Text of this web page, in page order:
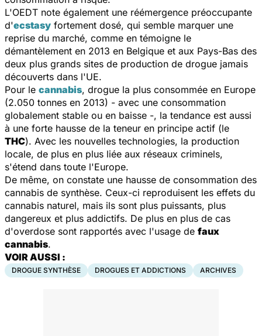
L'OEDT note également une réémergence préoccupante
d'ecstasy fortement dosé, qui semble marquer une
reprise du marché, comme en témoigne le
démantèlement en 2013 en Belgique et aux Pays-Bas des
deux plus grands sites de production de drogue jamais
découverts dans l'UE.
Pour le cannabis, drogue la plus consommée en Europe
(2.050 tonnes en 2013) - avec une consommation
globalement stable ou en baisse -, la tendance est aussi
à une forte hausse de la teneur en principe actif (le
THC). Avec les nouvelles technologies, la production
locale, de plus en plus liée aux réseaux criminels,
s'étend dans toute l'Europe.
De même, on constate une hausse de consommation des
cannabis de synthèse. Ceux-ci reproduisent les effets du
cannabis naturel, mais ils sont plus puissants, plus
dangereux et plus addictifs. De plus en plus de cas
d'overdose sont rapportés avec l'usage de faux
cannabis.
VOIR AUSSI :
DROGUE SYNTHÈSE DROGUES ET ADDICTIONS ARCHIVES